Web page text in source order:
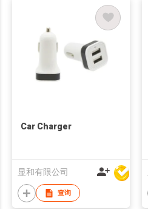
Car Charger
显和有限公司
查询